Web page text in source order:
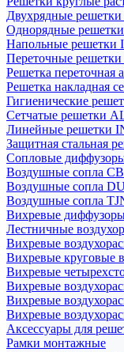
Двухрядные
Однорядные
Напольные решетки
Переточные
Решетка переточная
Решетка накладная
Гигиенические
Сетчатые решетки
Линейные решетки
Защитная стальная
Сопловые
Воздушные сопла
Воздушные сопла
Воздушные сопла
Вихревые
Лестничные
Вихревые
Вихревые круговые
Вихревые
Вихревые
Вихревые
Вихревые
Аксессуары для
Рамки монтажные